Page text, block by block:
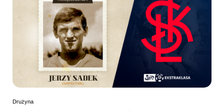
Drużyna